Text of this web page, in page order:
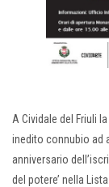
A Cividale del Friuli
inedito connubio ad
anniversario
del potere’ nella